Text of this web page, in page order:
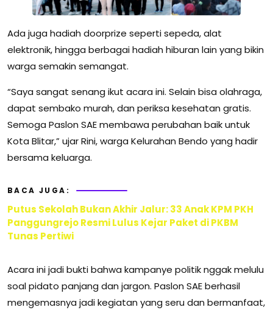
Ada juga hadiah doorprize seperti sepeda, alat
elektronik, hingga berbagai hadiah hiburan lain yang bikin
warga semakin semangat.
“Saya sangat senang ikut acara ini. Selain bisa olahraga,
dapat sembako murah, dan periksa kesehatan gratis.
Semoga Paslon SAE membawa perubahan baik untuk
Kota Blitar,” ujar Rini, warga Kelurahan Bendo yang hadir
bersama keluarga.
BACA JUGA:
Putus Sekolah Bukan Akhir Jalur: 33 Anak KPM PKH
Panggungrejo Resmi Lulus Kejar Paket di PKBM
Tunas Pertiwi
Acara ini jadi bukti bahwa kampanye politik nggak melulu
soal pidato panjang dan jargon. Paslon SAE berhasil
mengemasnya jadi kegiatan yang seru dan bermanfaat,